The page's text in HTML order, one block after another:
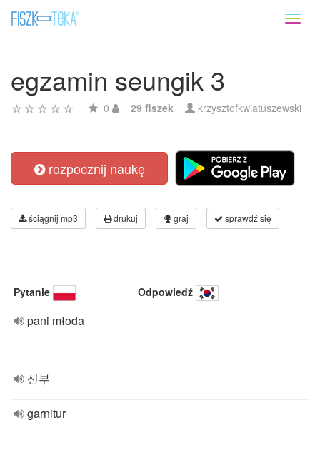
egzamin seungik 3
0 29 fiszek krzysztofkwiatuszewski
rozpocznij naukę
ściągnij mp3 drukuj graj sprawdź się
Pytanie Odpowiedź
pani młoda
신부
garnitur